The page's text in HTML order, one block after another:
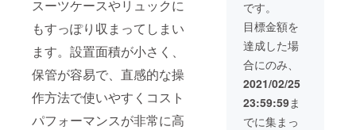
スーツケースやリュックに
もすっぽり収まってしまい
ます。設置面積が小さく、
保管が容易で、直感的な操
作方法で使いやすくコスト
パフォーマンスが非常に高
です。
目標金額を
達成した場
合にのみ、
2021/02/25
23:59:59ま
でに集まっ